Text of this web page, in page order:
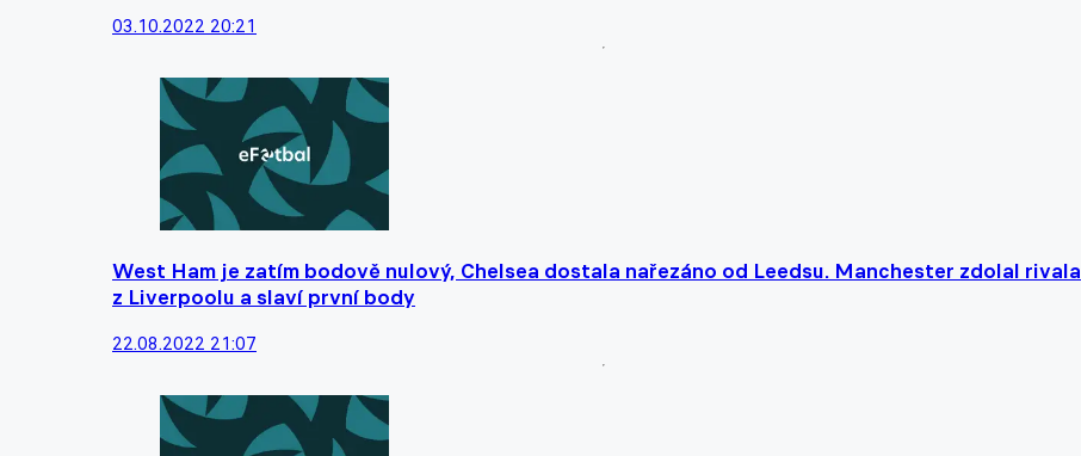
03.10.2022 20:21
West Ham je zatím bodově nulový, Chelsea dostala nařezáno od Leedsu. Manchester zdolal rivala
z Liverpoolu a slaví první body
22.08.2022 21:07